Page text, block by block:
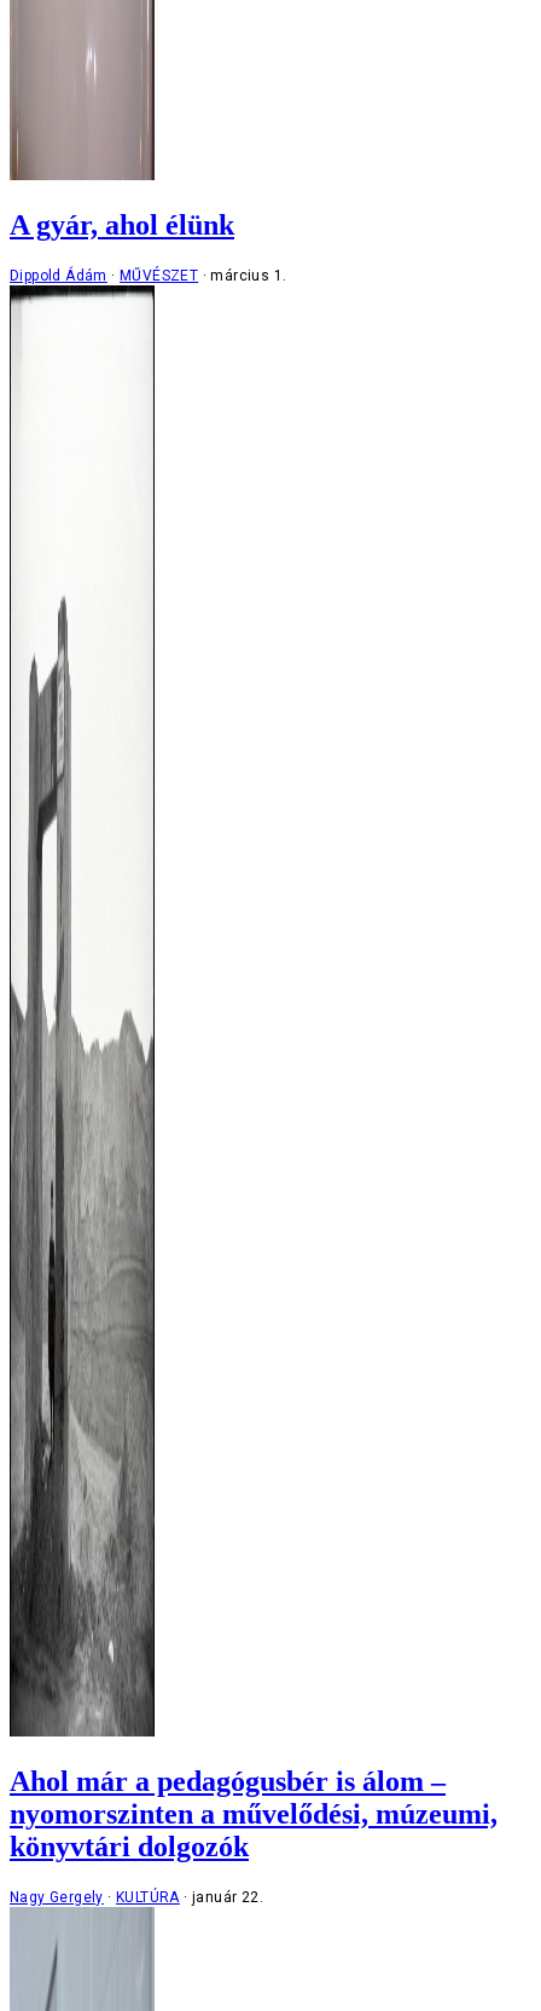
A gyár, ahol élünk
Dippold Ádám MŰVÉSZET március 1.
Ahol már a pedagógusbér is álom –
nyomorszinten a művelődési, múzeumi,
könyvtári dolgozók
Nagy Gergely KULTÚRA január 22.